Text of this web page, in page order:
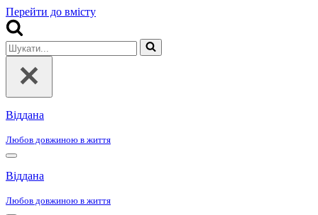
Перейти до вмісту
Шукати...
Віддана
Любов довжиною в життя
Меню
навігації
Віддана
Любов довжиною в життя